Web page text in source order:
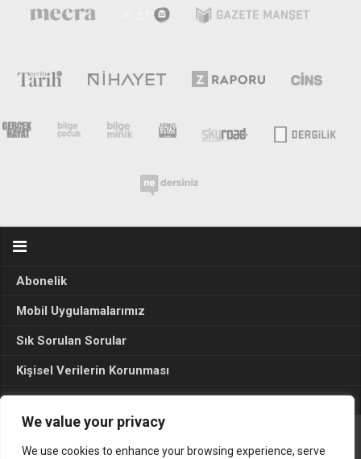
We value your privacy
We use cookies to enhance your browsing experience, serve
Abonelik
Mobil Uygulamalarımız
Sık Sorulan Sorular
Kişisel Verilerin Korunması
Seçim Sonuçları 2024